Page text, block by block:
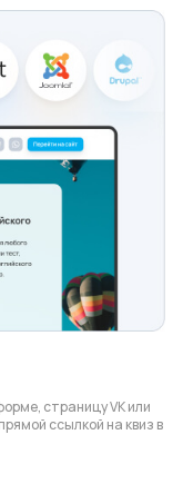
страницу VK или
ссылкой на квиз в